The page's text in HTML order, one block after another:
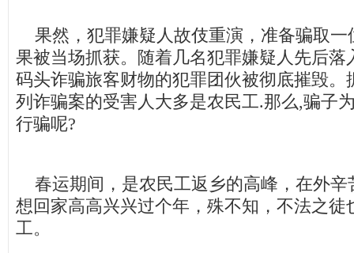
果然，犯罪嫌疑人故伎重演，准备骗取一
果被当场抓获。随着几名犯罪嫌疑人先后落
码头诈骗旅客财物的犯罪团伙被彻底摧毁。
列诈骗案的受害人大多是农民工.那么,骗子
行骗呢?
春运期间，是农民工返乡的高峰，在外辛
想回家高高兴兴过个年，殊不知，不法之徒
工。